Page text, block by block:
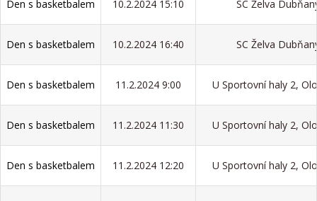
Den s basketbalem 10.2.2024 15:10 SC Želva
Den s basketbalem 10.2.2024 16:40 SC Želva
Den s basketbalem 11.2.2024 9:00 U Sportovní haly 2,
Den s basketbalem 11.2.2024 11:30 U Sportovní haly 2,
Den s basketbalem 11.2.2024 12:20 U Sportovní haly 2,